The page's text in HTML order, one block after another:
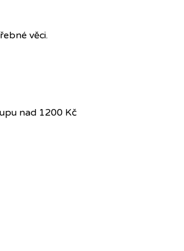
věci.
nad 1200 Kč